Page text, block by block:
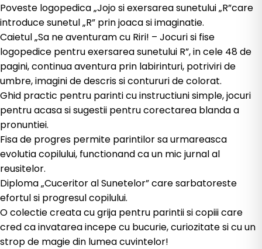
Poveste logopedica „Jojo si exersarea sunetului „R”care
introduce sunetul „R” prin joaca si imaginatie.
Caietul „Sa ne aventuram cu Riri! – Jocuri si fise
logopedice pentru exersarea sunetului R”, in cele 48 de
pagini, continua aventura prin labirinturi, potriviri de
umbre, imagini de descris si contururi de colorat.
Ghid practic pentru parinti cu instructiuni simple, jocuri
pentru acasa si sugestii pentru corectarea blanda a
pronuntiei.
Fisa de progres permite parintilor sa urmareasca
evolutia copilului, functionand ca un mic jurnal al
reusitelor.
Diploma „Cuceritor al Sunetelor” care sarbatoreste
efortul si progresul copilului.
O colectie creata cu grija pentru parintii si copiii care
cred ca invatarea incepe cu bucurie, curiozitate si cu un
strop de magie din lumea cuvintelor!